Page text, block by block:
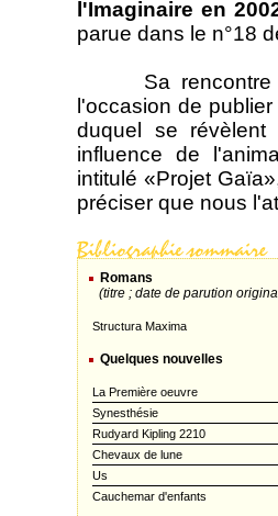
l'Imaginaire en
parue dans le n°18
Sa rencontre en
l'occasion de
duquel se
influence de
intitulé «Projet
préciser que nous
Romans
(titre ; date de parution
Structura Maxima
Quelques nouvelles
La Première oeuvre
Synesthésie
Rudyard Kipling 2210
Chevaux de lune
Us
Cauchemar d'enfants